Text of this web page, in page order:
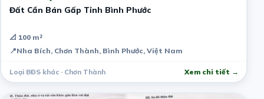
Đất Cần Bán Gấp Tỉnh Bình Phước
📐 100 m²
📍Nha Bích, Chơn Thành, Bình Phước, Việt Nam
Loại BĐS khác · Chơn Thành Xem chi tiết →